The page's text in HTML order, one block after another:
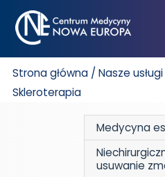
Strona główna/ Nasze usługi
Skleroterapia
Medycyna
usuwanie